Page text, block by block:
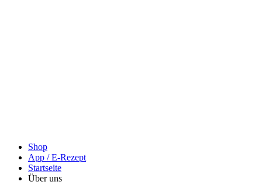
Shop
App / E-Rezept
Startseite
Über uns